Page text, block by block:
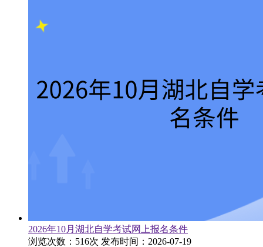
2026年10月湖北自学考试网上报名条件
浏览次数：516次 发布时间：2026-07-19